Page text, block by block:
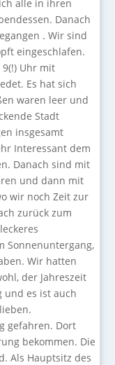
alle in ihren
Danach
. Wir sind
eingeschlafen.
Uhr mit
Es hat sich
waren leer und
Stadt
insgesamt
Interessant dem
Danach sind mit
und dann mit
wir noch Zeit zur
zurück zum
Sonnenuntergang,
Wir hatten
der Jahreszeit
und es ist auch
gefahren. Dort
bekommen. Die
Als Hauptsitz des